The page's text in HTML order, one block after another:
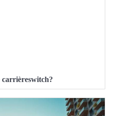
carrièreswitch?